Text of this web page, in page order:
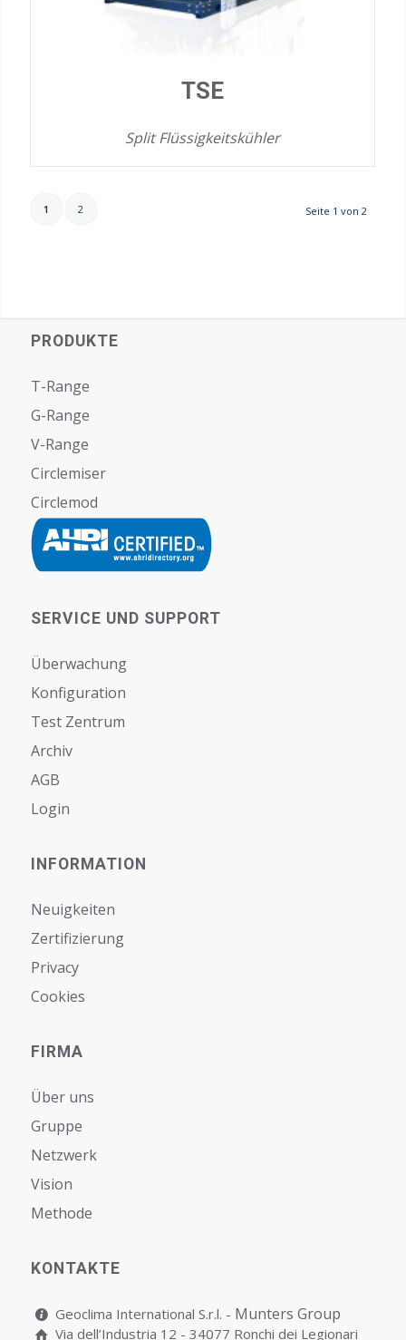
TSE
Split Flüssigkeitskühler
Seite 1 von 2
1 2
PRODUKTE
T-Range
G-Range
V-Range
Circlemiser
Circlemod
SERVICE UND SUPPORT
Überwachung
Konfiguration
Test Zentrum
Archiv
AGB
Login
INFORMATION
Neuigkeiten
Zertifizierung
Privacy
Cookies
FIRMA
Über uns
Gruppe
Netzwerk
Vision
Мethode
KONTAKTE
Geoclima International S.r.l. - Munters Group
Via dell’Industria 12 - 34077 Ronchi dei Legionari